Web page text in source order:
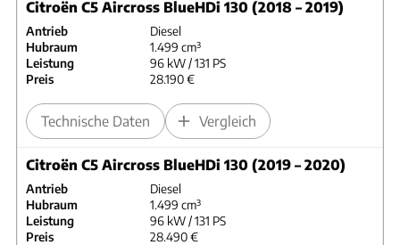
Citroën C5 Aircross BlueHDi 130 (2018 – 2019)
Antrieb
Diesel
Hubraum
1.499 cm³
Leistung
96 kW / 131 PS
Preis
28.190 €
Technische Daten Vergleich
Citroën C5 Aircross BlueHDi 130 (2019 – 2020)
Antrieb
Diesel
Hubraum
1.499 cm³
Leistung
96 kW / 131 PS
Preis
28.490 €